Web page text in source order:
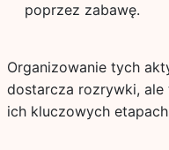
poprzez zabawę.
Organizowanie tych
dostarcza rozrywki,
ich kluczowych